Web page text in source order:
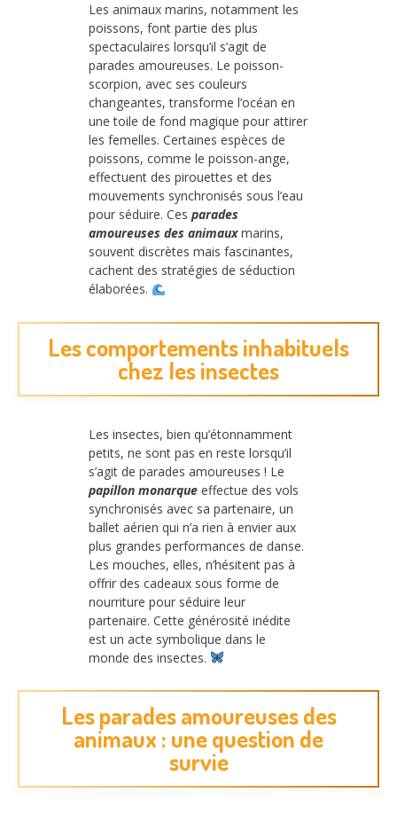
Les animaux marins, notamment les
poissons, font partie des plus
spectaculaires lorsqu’il s’agit de
parades amoureuses. Le poisson-
scorpion, avec ses couleurs
changeantes, transforme l’océan en
une toile de fond magique pour attirer
les femelles. Certaines espèces de
poissons, comme le poisson-ange,
effectuent des pirouettes et des
mouvements synchronisés sous l’eau
pour séduire. Ces parades
amoureuses des animauxmarins,
souvent discrètes mais fascinantes,
cachent des stratégies de séduction
élaborées.
Les comportements inhabituels
chez les insectes
Les insectes, bien qu’étonnamment
petits, ne sont pas en reste lorsqu’il
s’agit de parades amoureuses ! Le
papillon monarque effectue des vols
synchronisés avec sa partenaire, un
ballet aérien qui n’a rien à envier aux
plus grandes performances de danse.
Les mouches, elles, n’hésitent pas à
offrir des cadeaux sous forme de
nourriture pour séduire leur
partenaire. Cette générosité inédite
est un acte symbolique dans le
monde des insectes.
Les parades amoureuses des
animaux : une question de
survie